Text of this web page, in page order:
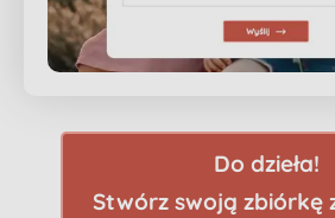
Do dzieła!
Stwórz swoją zbiórkę